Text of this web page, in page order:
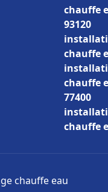
chauffe
93120
chauffe
chauffe
77400
chauffe
chauffe eau